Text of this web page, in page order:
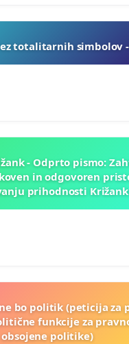
totalitarnih simbolov -
- Odprto pismo:
in odgovoren
prihodnosti
bo politik (peticija za
funkcije za
obsojene politike)